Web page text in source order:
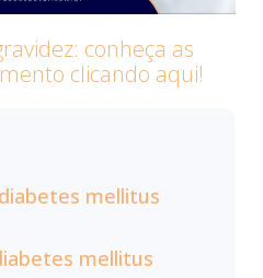
conheça as
clicando aqui!
mellitus
mellitus